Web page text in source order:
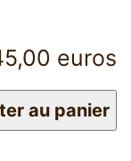
euros